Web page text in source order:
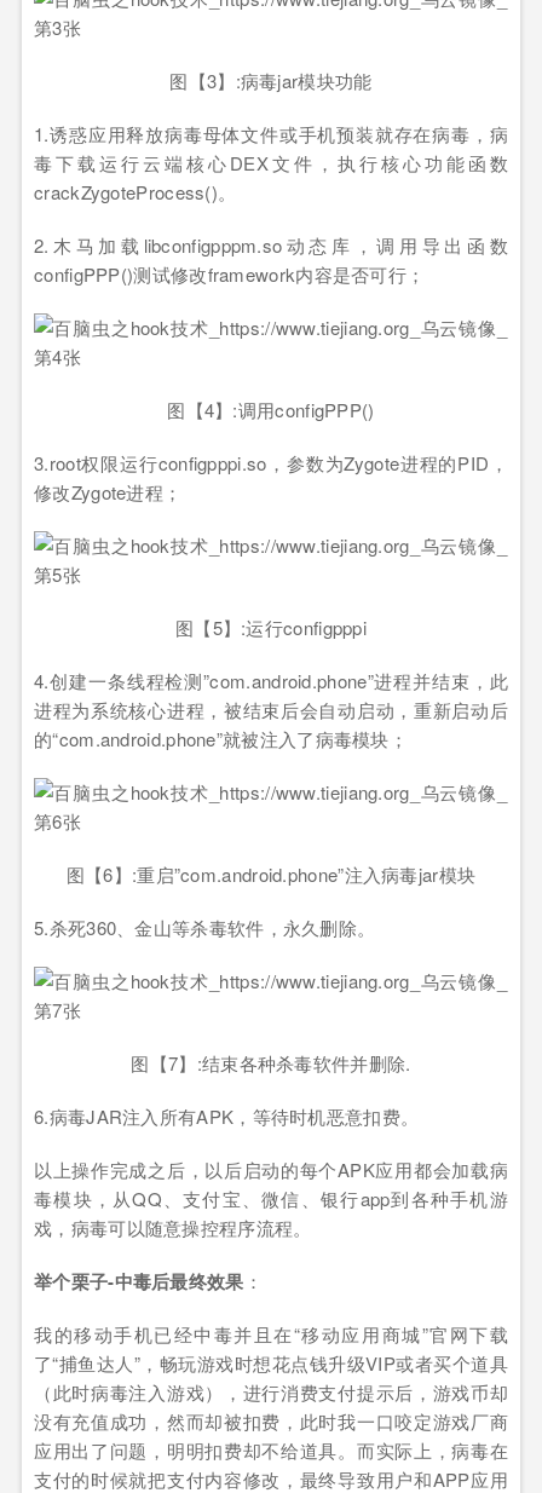
图【3】:病毒jar模块功能
1.诱惑应用释放病毒母体文件或手机预装就存在病毒，病
毒下载运行云端核心DEX文件，执行核心功能函数
crackZygoteProcess()。
2.木马加载libconfigpppm.so动态库，调用导出函数
configPPP()测试修改framework内容是否可行；
图【4】:调用configPPP()
3.root权限运行configpppi.so，参数为Zygote进程的PID，
修改Zygote进程；
图【5】:运行configpppi
4.创建一条线程检测”com.android.phone”进程并结束，此
进程为系统核心进程，被结束后会自动启动，重新启动后
的“com.android.phone”就被注入了病毒模块；
图【6】:重启”com.android.phone”注入病毒jar模块
5.杀死360、金山等杀毒软件，永久删除。
图【7】:结束各种杀毒软件并删除.
6.病毒JAR注入所有APK，等待时机恶意扣费。
以上操作完成之后，以后启动的每个APK应用都会加载病
毒模块，从QQ、支付宝、微信、银行app到各种手机游
戏，病毒可以随意操控程序流程。
举个栗子-中毒后最终效果 ：
我的移动手机已经中毒并且在“移动应用商城”官网下载
了“捕鱼达人”，畅玩游戏时想花点钱升级VIP或者买个道具
（此时病毒注入游戏），进行消费支付提示后，游戏币却
没有充值成功，然而却被扣费，此时我一口咬定游戏厂商
应用出了问题，明明扣费却不给道具。而实际上，病毒在
支付的时候就把支付内容修改，最终导致用户和APP应用